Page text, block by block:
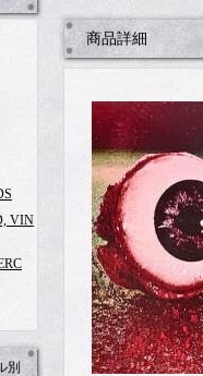
VIN
別
商品詳細